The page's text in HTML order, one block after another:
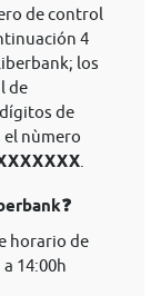
de control
4
los
de
de
el nùmero
horario de
14:00h